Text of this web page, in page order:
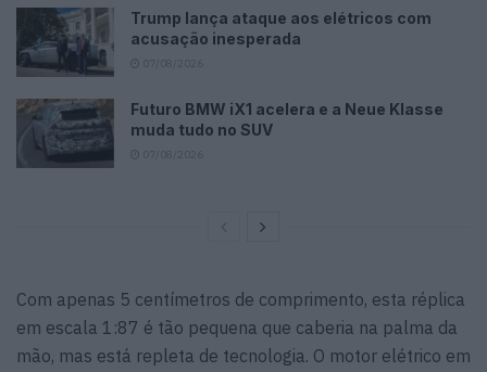
Trump lança ataque aos elétricos com
acusação inesperada
Futuro BMW iX1 acelera e a Neue Klasse
muda tudo no SUV
Com apenas 5 centímetros de comprimento, esta réplica
em escala 1:87 é tão pequena que caberia na palma da
mão, mas está repleta de tecnologia. O motor elétrico em